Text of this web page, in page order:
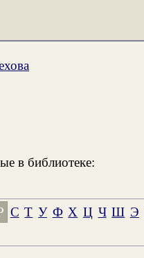
в библиотеке:
С Т У Ф Х Ц Ч Ш Э